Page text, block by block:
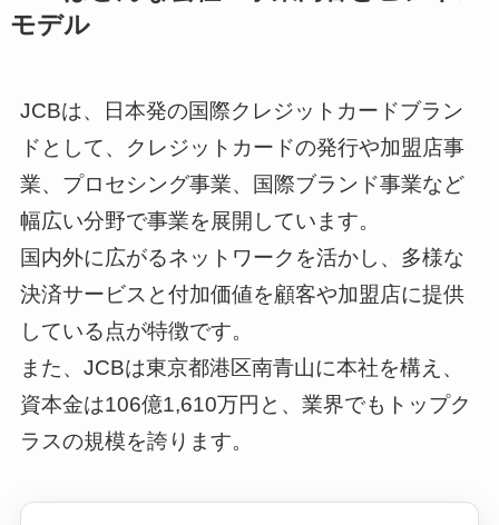
モデル
JCBは、日本発の国際クレジットカードブラン
ドとして、クレジットカードの発行や加盟店事
業、プロセシング事業、国際ブランド事業など
幅広い分野で事業を展開しています。
国内外に広がるネットワークを活かし、多様な
決済サービスと付加価値を顧客や加盟店に提供
している点が特徴です。
また、JCBは東京都港区南青山に本社を構え、
資本金は106億1,610万円と、業界でもトップク
ラスの規模を誇ります。